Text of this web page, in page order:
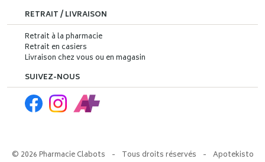
RETRAIT / LIVRAISON
Retrait à la pharmacie
Retrait en casiers
Livraison chez vous ou en magasin
SUIVEZ-NOUS
© 2026 Pharmacie Clabots - Tous droits réservés - Apotekisto